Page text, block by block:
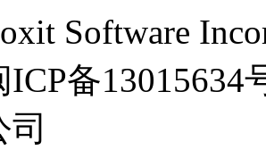
Software
备